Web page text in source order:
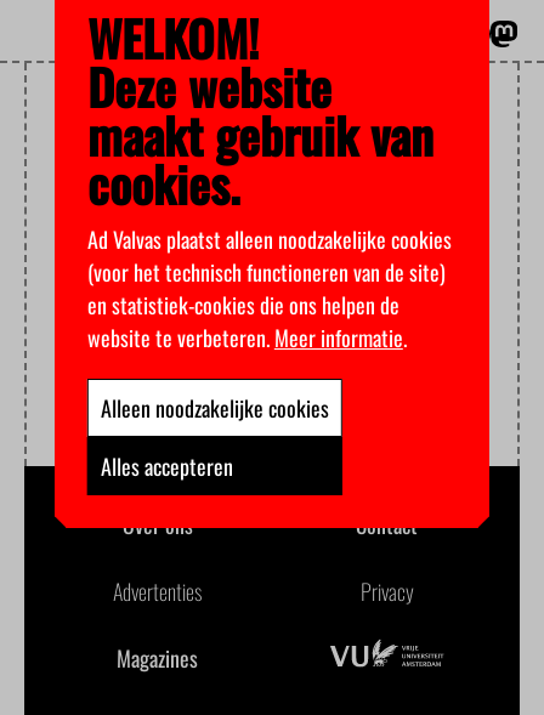
ONDERWIJSAUDIT
Over ons Contact
Advertenties Privacy
Magazines
WELKOM!
Deze website
maakt gebruik van
cookies.
Ad Valvas plaatst alleen noodzakelijke cookies
(voor het technisch functioneren van de site)
en statistiek-cookies die ons helpen de
website te verbeteren.Meer informatie.
Alleen noodzakelijke cookies
Alles accepteren